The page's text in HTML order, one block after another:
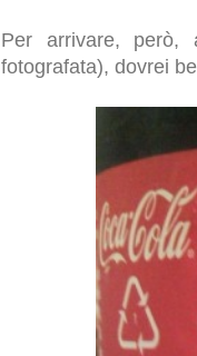
Per arrivare, però,
fotografata), dovrei